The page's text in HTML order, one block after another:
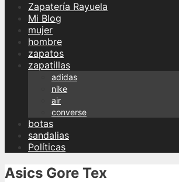
Zapatería Rayuela
Mi Blog
mujer
hombre
zapatos
zapatillas
adidas
nike
air
converse
botas
sandalias
Políticas
Asics Gore Tex